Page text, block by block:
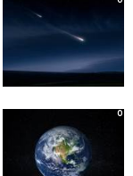
0